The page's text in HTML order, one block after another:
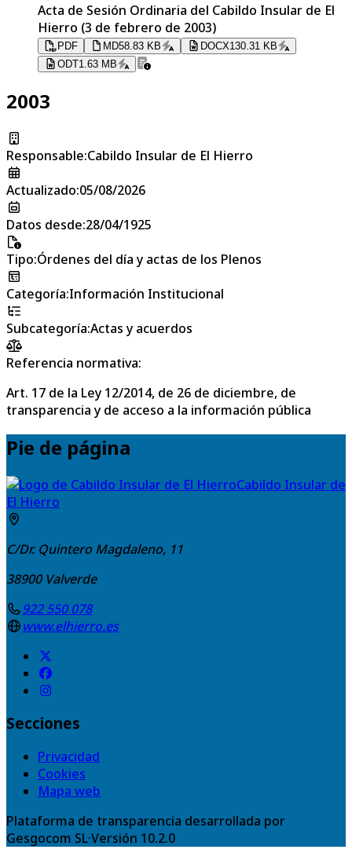
Acta de Sesión Ordinaria del Cabildo Insular de El
Hierro (3 de febrero de 2003)
PDF MD58.83 KB DOCX130.31 KB
ODT1.63 MB
2003
Responsable:Cabildo Insular de El Hierro
Actualizado:05/08/2026
Datos desde:28/04/1925
Tipo:Órdenes del día y actas de los Plenos
Categoría:Información Institucional
Subcategoría:Actas y acuerdos
Referencia normativa:
Art. 17 de la Ley 12/2014, de 26 de diciembre, de
transparencia y de acceso a la información pública
Pie de página
Cabildo Insular de
El Hierro
C/Dr. Quintero Magdaleno, 11
38900 Valverde
922 550 078
www.elhierro.es
Secciones
Privacidad
Cookies
Mapa web
Plataforma de transparencia desarrollada por
Gesgocom SL·Versión 10.2.0